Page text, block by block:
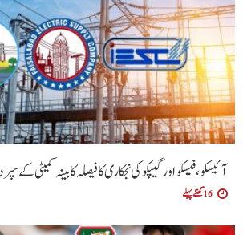
آئیسکو، فیسکو اور گیپکو کی نجکاری کا فیصلہ کابینہ کمیٹی کے سپرد
16 گھنٹے پہلے